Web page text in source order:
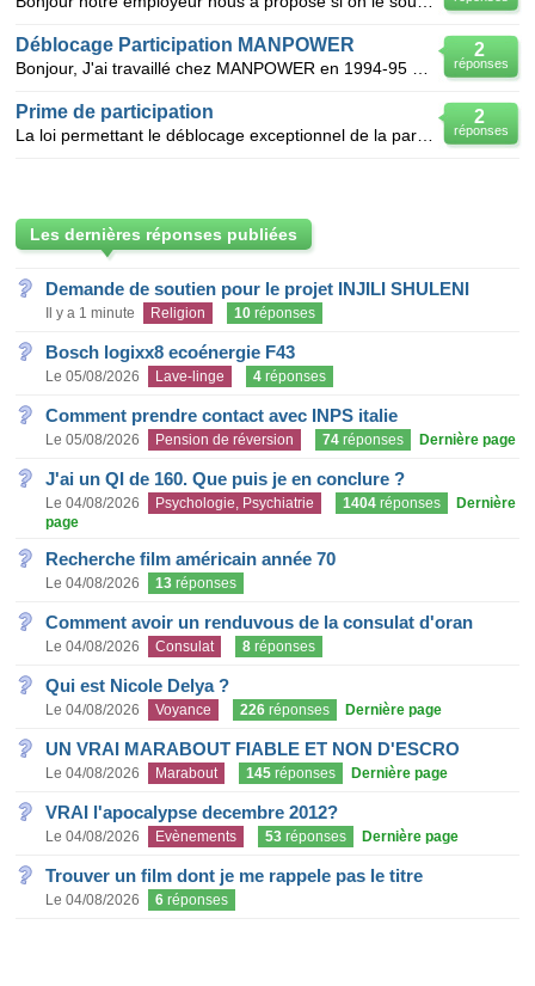
2
réponses
Déblocage Participation MANPOWER
2
réponses
Prime de participation
Les dernières réponses publiées
Demande de soutien pour le projet INJILI SHULENI
Il y a 1 minute Religion 10 réponses
Bosch logixx8 ecoénergie F43
Le 05/08/2026 Lave-linge 4 réponses
Comment prendre contact avec INPS italie
Le 05/08/2026 Pension de réversion 74 réponses Dernière page
J'ai un QI de 160. Que puis je en conclure ?
Le 04/08/2026 Psychologie, Psychiatrie 1404 réponses
Dernière
page
Recherche film américain année 70
Le 04/08/2026 13 réponses
Comment avoir un renduvous de la consulat d'oran
Le 04/08/2026 Consulat 8 réponses
Qui est Nicole Delya ?
Le 04/08/2026 Voyance 226 réponses Dernière page
UN VRAI MARABOUT FIABLE ET NON D'ESCRO
Le 04/08/2026 Marabout 145 réponses Dernière page
VRAI l'apocalypse decembre 2012?
Le 04/08/2026 Evènements 53 réponses Dernière page
Trouver un film dont je me rappele pas le titre
Le 04/08/2026 6 réponses